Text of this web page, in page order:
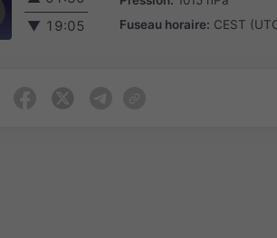
▼ 19:05
Fuseau horaire: CEST